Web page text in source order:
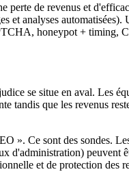
perte de revenus et
et analyses
honeypot +
se situe en aval. Les
tandis que les revenus
». Ce sont des sondes.
peuvent
et de protection des